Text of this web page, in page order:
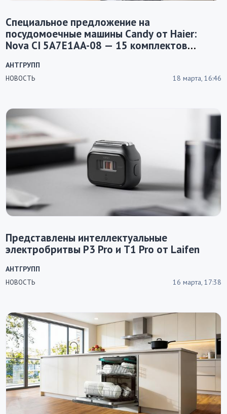
Специальное предложение на
посудомоечные машины Candy от Haier:
Nova CI 5A7E1AA-08 — 15 комплектов
НОВОСТЬ 18 марта, 16:46
АНТГРУПП
Представлены интеллектуальные
электробритвы P3 Pro и T1 Pro от Laifen
НОВОСТЬ 16 марта, 17:38
АНТГРУПП